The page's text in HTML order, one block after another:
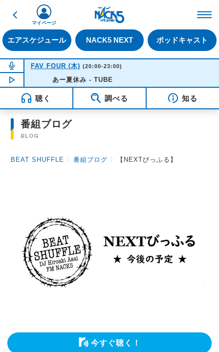
戻る
エアスケジュール NACK5 NEXT ポッドキャスト
マイページ
NOW ON AIR
FAV FOUR (木) (20:00-23:00)
NOW PLAYING20:50
あー夏休み - TUBE
聴く 調べる 知る
番組ブログ
BLOG
BEAT SHUFFLE 〉番組ブログ 〉 【NEXTびっふる】
今すぐ聴く！